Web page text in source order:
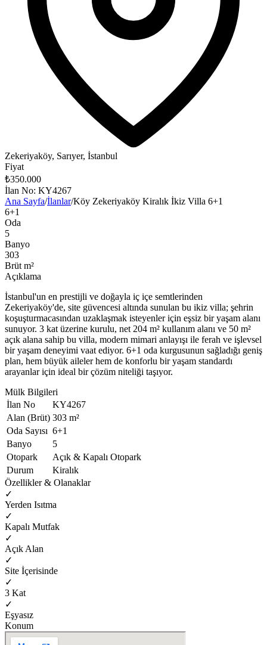
Zekeriyaköy, Sarıyer, İstanbul
Fiyat
₺350.000
İlan No: KY4267
Ana Sayfa/İlanlar/Köy Zekeriyaköy Kiralık İkiz Villa 6+1
6+1
Oda
5
Banyo
303
Brüt m²
Açıklama
İstanbul'un en prestijli ve doğayla iç içe semtlerinden
Zekeriyaköy'de, site güvencesi altında sunulan bu ikiz villa; şehrin
koşuşturmacasından uzaklaşmak isteyenler için eşsiz bir yaşam alanı
sunuyor. 3 kat üzerine kurulu, net 204 m² kullanım alanı ve 50 m²
açık alana sahip bu villa, modern mimari anlayışı ile ferah ve işlevsel
bir yaşam deneyimi vaat ediyor. 6+1 oda kurgusunun sağladığı geniş
plan, hem büyük aileler hem de konforlu bir yaşam standardı
arayanlar için ideal bir çözüm niteliği taşıyor.
Mülk Bilgileri
İlan No
KY4267
Alan (Brüt) 303 m²
Oda Sayısı 6+1
Banyo
5
Otopark
Açık & Kapalı Otopark
Durum
Kiralık
Özellikler & Olanaklar
✓
Yerden Isıtma
✓
Kapalı Mutfak
✓
Açık Alan
✓
Site İçerisinde
✓
3 Kat
✓
Eşyasız
Konum